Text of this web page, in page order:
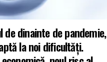
de dinainte de pandemie,
la noi dificultăți.